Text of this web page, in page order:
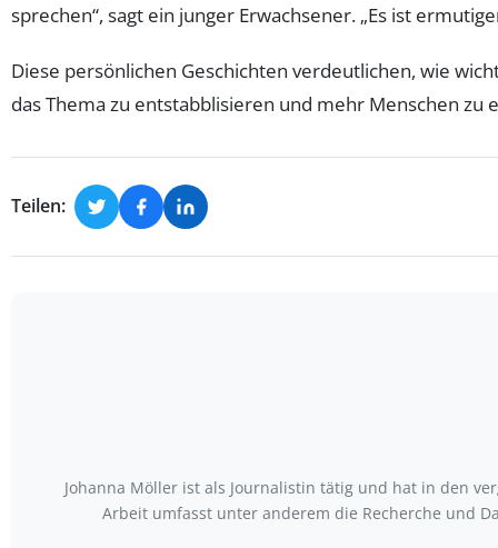
sprechen“, sagt ein junger Erwachsener. „Es ist
Diese persönlichen Geschichten verdeutlichen, wie
das Thema zu entstabblisieren und mehr Menschen
Teilen:
Johanna Möller ist als Journalistin tätig und hat in den
Arbeit umfasst unter anderem die Recherche und